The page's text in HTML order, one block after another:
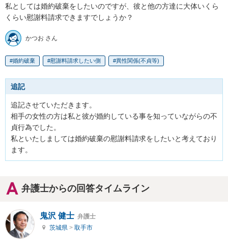
私としては婚約破棄をしたいのですが、彼と他の方達に大体いくら
くらい慰謝料請求できますでしょうか？
かつお さん
婚約破棄 慰謝料請求したい側 異性関係(不貞等)
追記
追記させていただきます。
相手の女性の方は私と彼が婚約している事を知っていながらの不
貞行為でした。
私といたしましては婚約破棄の慰謝料請求をしたいと考えており
ます。
弁護士からの回答タイムライン
鬼沢 健士 弁護士
茨城県 > 取手市